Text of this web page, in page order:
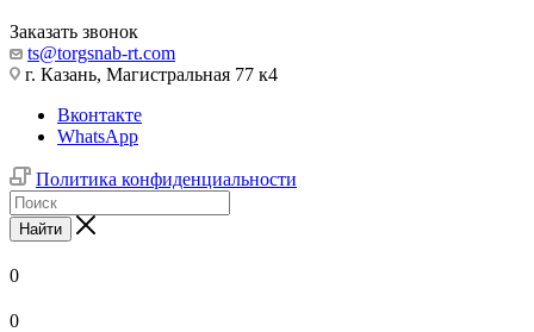
Заказать звонок
ts@torgsnab-rt.com
г. Казань, Магистральная 77 к4
Вконтакте
WhatsApp
Политика конфиденциальности
Найти
0
0